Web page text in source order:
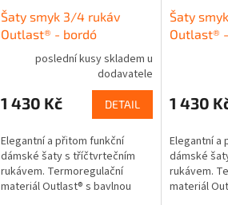
Šaty smyk 3/4 rukáv
Outlast® - bordó
poslední kusy skladem u
dodavatele
1 430 Kč DETAIL
Elegantní a přitom funkční
dámské šaty s tříčtvrtečním
rukávem. Termoregulační
materiál Outlast® s bavlnou
Šaty
Outlast®
1 430
Elegantní a
dámské
rukávem.
materiál